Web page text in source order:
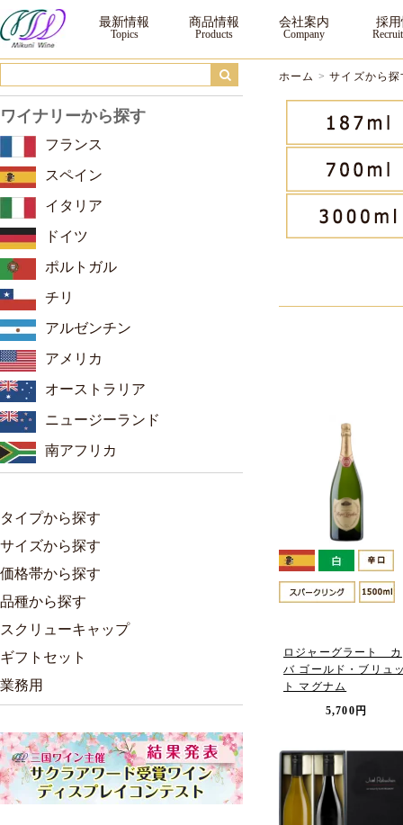
1,500ml ｜三国ワイン
最新情報 商品情報 会社案内 採
ホーム >サイズから探
ロジャーグラート カ
バ ゴールド・ブリュ
ト マグナム
5,700円
ワイナリーから探す
フランス
スペイン
イタリア
ドイツ
ポルトガル
チリ
アルゼンチン
アメリカ
オーストラリア
ニュージーランド
南アフリカ
タイプから探す
サイズから探す
価格帯から探す
品種から探す
スクリューキャップ
ギフトセット
業務用